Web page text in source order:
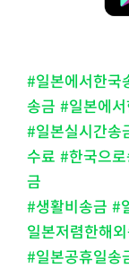
#일본에서한국
송금 #일본에
#일본실시간송
수료 #한국으
금
#생활비송금 #
일본저렴한해
#일본공휴일송